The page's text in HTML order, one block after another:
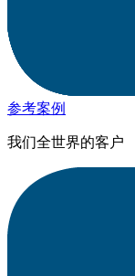
参考案例
我们全世界的客户